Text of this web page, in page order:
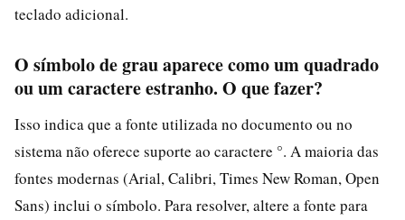
teclado adicional.
O símbolo de grau aparece como um quadrado
ou um caractere estranho. O que fazer?
Isso indica que a fonte utilizada no documento ou no
sistema não oferece suporte ao caractere °. A maioria das
fontes modernas (Arial, Calibri, Times New Roman, Open
Sans) inclui o símbolo. Para resolver, altere a fonte para